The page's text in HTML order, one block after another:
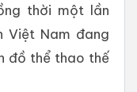
thời một lần
Việt Nam đang
đồ thể thao thế